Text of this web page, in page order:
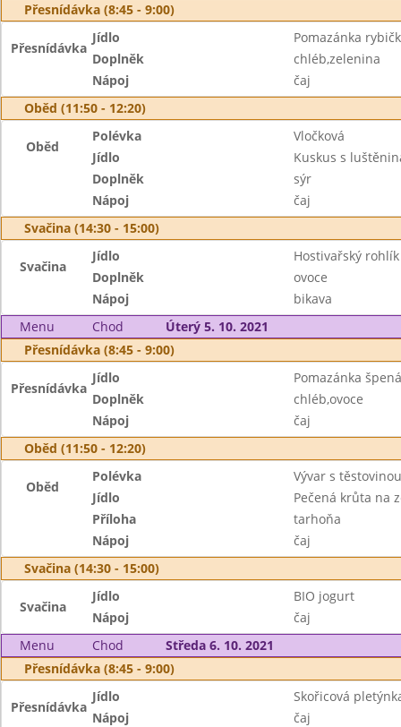
Přesnídávka (8:45 - 9:00)
Přesnídávka
Jídlo
Pomazánka
Doplněk
chléb,zelenina
Nápoj
čaj
Oběd (11:50 - 12:20)
Oběd
Polévka
Vločková
Jídlo
Kuskus s
Doplněk
sýr
Nápoj
čaj
Svačina (14:30 - 15:00)
Svačina
Jídlo
Hostivařský rohlík
Doplněk
ovoce
Nápoj
bikava
Menu
Chod
Úterý 5. 10. 2021
Přesnídávka (8:45 - 9:00)
Přesnídávka
Jídlo
Pomazánka
Doplněk
chléb,ovoce
Nápoj
čaj
Oběd (11:50 - 12:20)
Oběd
Polévka
Vývar s těstovinou
Jídlo
Pečená krůta na
Příloha
tarhoňa
Nápoj
čaj
Svačina (14:30 - 15:00)
Svačina
Jídlo
BIO jogurt
Nápoj
čaj
Menu
Chod
Středa 6. 10. 2021
Přesnídávka (8:45 - 9:00)
Přesnídávka
Jídlo
Skořicová
Nápoj
čaj